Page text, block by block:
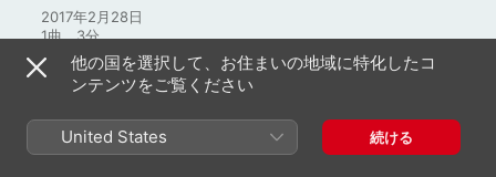
2017年2月28日
1曲、3分
℗ 2017 Suisei
他の国を選択して、お住まいの地域に特化したコ
ンテンツをご覧ください
United States 続ける